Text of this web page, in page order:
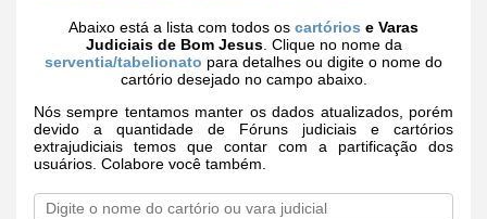
Abaixo está a lista com todos os cartórios e Varas
Judiciais de Bom Jesus. Clique no nome da
serventia/tabelionato para detalhes ou digite o nome do
cartório desejado no campo abaixo.
Nós sempre tentamos manter os dados atualizados, porém
devido a quantidade de Fóruns judiciais e cartórios
extrajudiciais temos que contar com a partificação dos
usuários. Colabore você também.